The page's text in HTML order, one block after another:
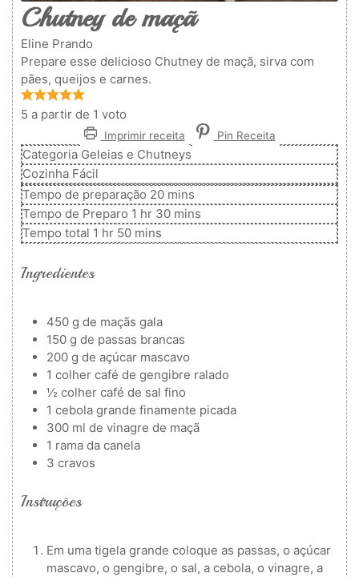
Chutney de maçã
Eline Prando
Prepare esse delicioso Chutney de maçã, sirva com
pães, queijos e carnes.
5 a partir de 1 voto
Imprimir receita Pin Receita
Categoria Geleias e Chutneys
Cozinha Fácil
Tempo de preparação 20minutos
mins
Tempo de Preparo 1 hora
hr 30minutos
mins
Tempo total 1 hora
hr 50minutos
mins
Ingredientes
450 g de maçãs gala
150 g de passas brancas
200 g de açúcar mascavo
1 colher café de gengibre ralado
½ colher café de sal fino
1 cebola grande finamente picada
300 ml de vinagre de maçã
1 rama da canela
3 cravos
Instruções
Em uma tigela grande coloque as passas, o açúcar
mascavo, o gengibre, o sal, a cebola, o vinagre, a